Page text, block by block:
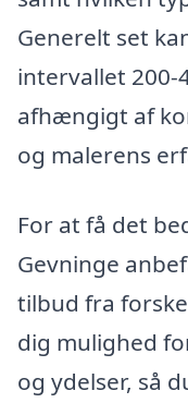
Generelt set
intervallet 200-
afhængigt af
og malerens
For at få det
Gevninge
tilbud fra
dig mulighed
og ydelser, så